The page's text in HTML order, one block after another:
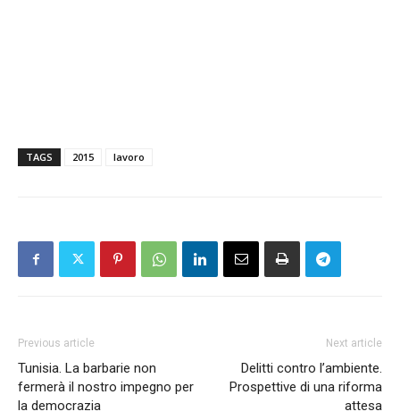
TAGS 2015 lavoro
Previous article
Tunisia. La barbarie non
fermerà il nostro impegno per
la democrazia
Next article
Delitti contro l’ambiente.
Prospettive di una riforma
attesa